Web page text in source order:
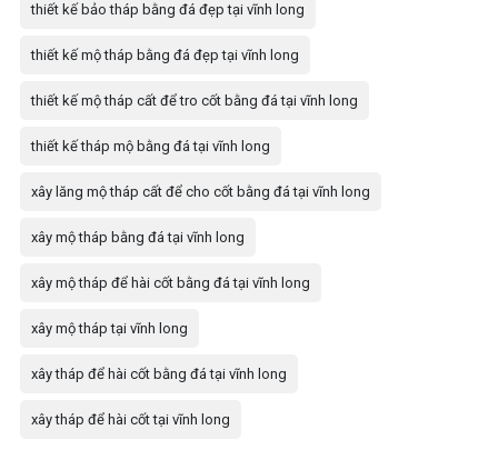
thiết kế bảo tháp bằng đá đẹp tại vĩnh long
thiết kế mộ tháp bằng đá đẹp tại vĩnh long
thiết kế mộ tháp cất để tro cốt bằng đá tại vĩnh long
thiết kế tháp mộ bằng đá tại vĩnh long
xây lăng mộ tháp cất để cho cốt bằng đá tại vĩnh long
xây mộ tháp bằng đá tại vĩnh long
xây mộ tháp để hài cốt bằng đá tại vĩnh long
xây mộ tháp tại vĩnh long
xây tháp để hài cốt bằng đá tại vĩnh long
xây tháp để hài cốt tại vĩnh long